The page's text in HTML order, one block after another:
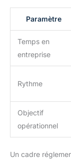
Paramètre
Temps en
entreprise
Rythme
Objectif
opérationnel
Un cadre